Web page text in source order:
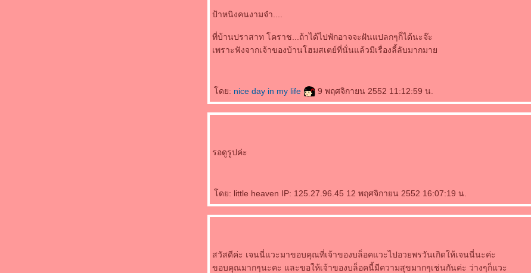
ป้าหนิงคนงามจ๋า....
ที่บ้านปราสาท โคราช...ถ้าได้ไปพักอาจจะฝันแปลกๆก็ได้นะจ๊ะ
เพราะฟังจากเจ้าของบ้านโฮมสเตย์ที่นั่นแล้วมีเรื่องลี้ลับมากมา
ดย: nice day in my life 9 พฤศจิกายน 2552 11:12:59 น.
รอดูรูปค่ะ
ดย: little heaven IP: 125.27.96.45 12 พฤศจิกายน 2552 16:07:19 น.
สวัสดีค่ะ เจนนี่แวะมาขอบคุณที่เจ้าของบล็อคแวะไปอวยพรวันเกิดให้เจนนี่นะค่ะ
ขอบคุณมากๆนะคะ และขอให้เจ้าของบล็อคนี้มีความสุขมากๆเช่นกันค่ะ ว่างๆก็แวะ